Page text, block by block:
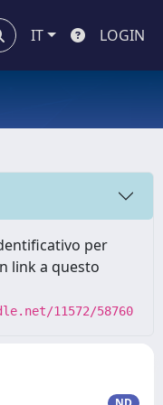
IT LOGIN
per
link a questo
11572/58760